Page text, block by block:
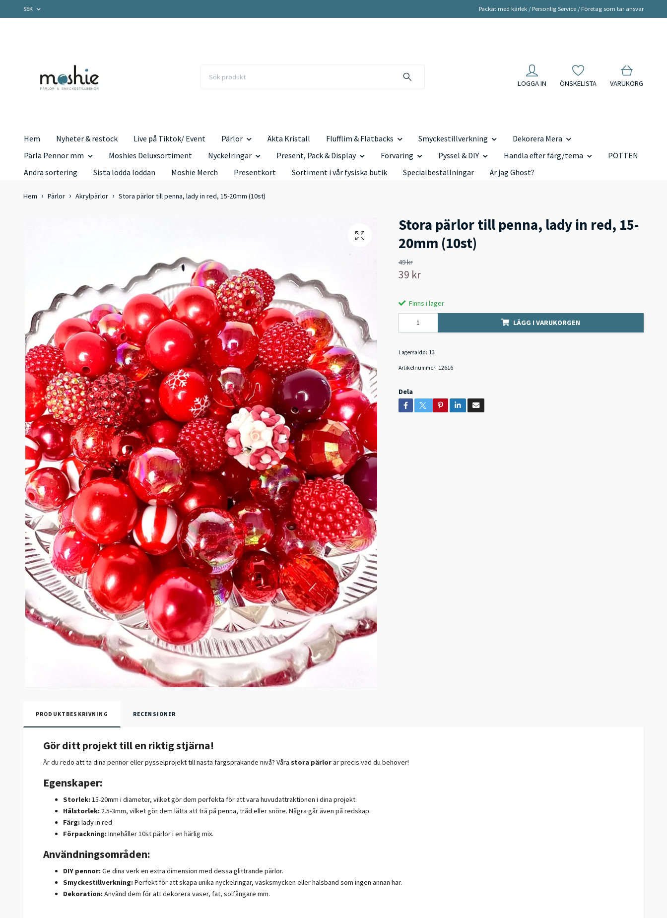
SEK Packat med kärlek / Personlig Service / Företag som tar ansvar
LOGGA IN ÖNSKELISTA VARUKORG
Hem Nyheter & restock Live på Tiktok/ Event Pärlor Äkta Kristall Flufflim & Flatbacks Smyckestillverkning
Dekorera Mera
Pärla Pennor mm
Moshies Deluxsortiment Nyckelringar Present, Pack & Display Förvaring Pyssel & DIY Handla efter färg/tema
PÖTTEN
Andra sortering
Sista lödda löddan Moshie Merch Presentkort Sortiment i vår fysiska butik Specialbeställningar Är jag Ghost?
Hem Pärlor Akrylpärlor Stora pärlor till penna, lady in red, 15-20mm (10st)
Stora pärlor till penna, lady in red, 15-
20mm (10st)
49 kr
39 kr
Finns i lager
LÄGG I VARUKORGEN
Lagersaldo: 13
Artikelnummer: 12616
Dela
PRODUKTBESKRIVNING RECENSIONER
Gör ditt projekt till en riktig stjärna!
Är du redo att ta dina pennor eller pysselprojekt till nästa färgsprakande nivå? Våra stora pärlorär precis vad du behöver!
Egenskaper:
Storlek: 15-20mm i diameter, vilket gör dem perfekta för att vara huvudattraktionen i dina projekt.
Hålstorlek: 2.5-3mm, vilket gör dem lätta att trä på penna, tråd eller snöre. Några går även på redskap.
Färg:lady in red
Förpackning:Innehåller 10st pärlor i en härlig mix.
Användningsområden:
DIY pennor:Ge dina verk en extra dimension med dessa glittrande pärlor.
Smyckestillverkning:Perfekt för att skapa unika nyckelringar, väsksmycken eller halsband som ingen annan har.
Dekoration:Använd dem för att dekorera vaser, fat, solfångare mm.